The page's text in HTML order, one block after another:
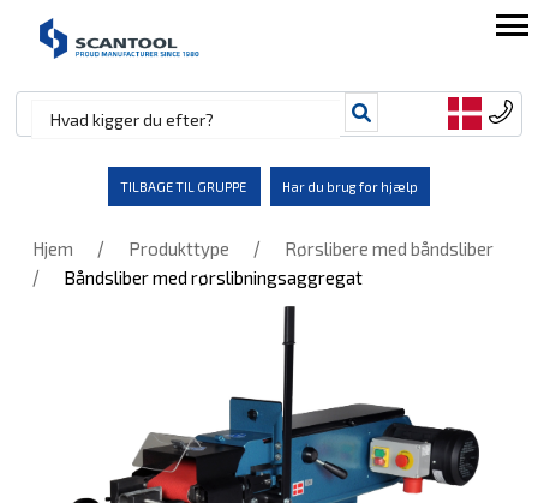
TILBAGE TIL GRUPPE Har du brug for hjælp
Hjem / Produkttype / Rørslibere med båndsliber
/ Båndsliber med rørslibningsaggregat